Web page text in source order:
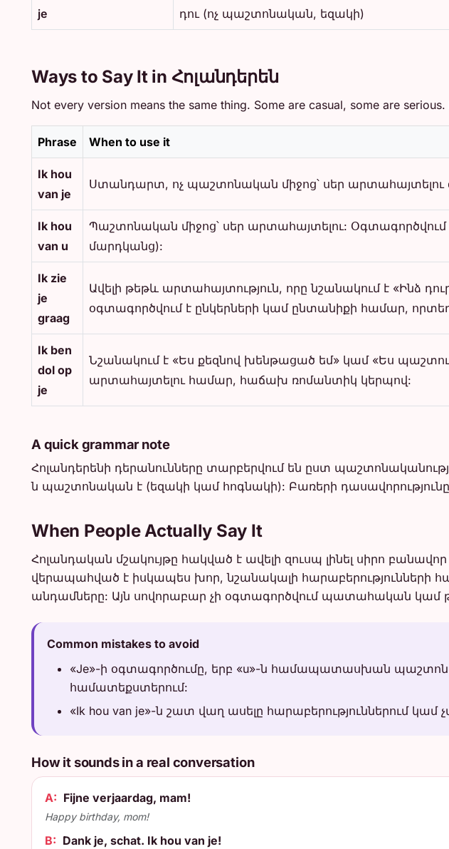
je դու (ոչ պաշտոնական, եզակի)
Ways to Say It in Հոլանդերեն
Not every version means the same thing. Some are casual, some are
Phrase When to use it
Ik hou
van je
Ստանդարտ, ոչ պաշտոնական միջոց՝ սեր արտահայտելու
Ik hou
van u
Պաշտոնական միջոց՝ սեր արտահայտելու: Օգտագործվում
մարդկանց):
Ik zie
je
graag
Ավելի թեթև արտահայտություն, որը նշանակում է «Ինձ
օգտագործվում է ընկերների կամ ընտանիքի համար,
Ik ben
dol op
je
Նշանակում է «Ես քեզնով խենթացած եմ» կամ «Ես
արտահայտելու համար, հաճախ ռոմանտիկ կերպով:
A quick grammar note
Հոլանդերենի դերանունները տարբերվում են ըստ
ն պաշտոնական է (եզակի կամ հոգնակի): Բառերի
When People Actually Say It
Հոլանդական մշակույթը հակված է ավելի զուսպ լինել սիրո
վերապահված է իսկապես խոր, նշանակալի հարաբերությունների
անդամները: Այն սովորաբար չի օգտագործվում պատահական կամ
Common mistakes to avoid
«Je»-ի օգտագործումը, երբ «u»-ն համապատասխան
համատեքստերում:
«Ik hou van je»-ն շատ վաղ ասելը հարաբերություններում
How it sounds in a real conversation
A: Fijne verjaardag, mam!
Happy birthday, mom!
B: Dank je, schat. Ik hou van je!